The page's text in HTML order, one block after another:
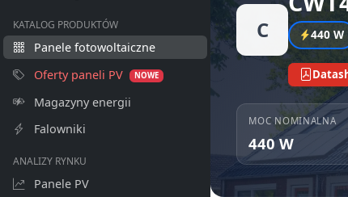
KATALOG PRODUKTÓW
Panele fotowoltaiczne
Oferty paneli PV
NOWE
Magazyny energii
Falowniki
ANALIZY RYNKU
Panele PV
C 440 W
MOC NOMINALNA
440 W